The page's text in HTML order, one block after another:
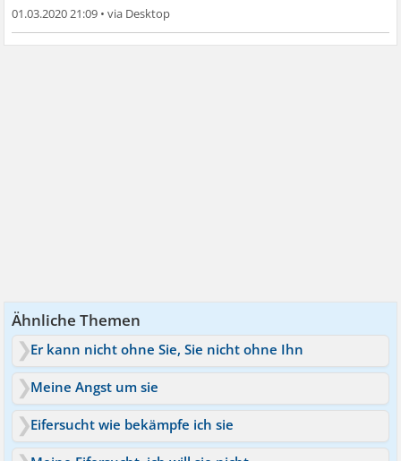
01.03.2020 21:09 •
Ähnliche Themen
Er kann nicht ohne Sie, Sie nicht ohne Ihn
Meine Angst um sie
Eifersucht wie bekämpfe ich sie